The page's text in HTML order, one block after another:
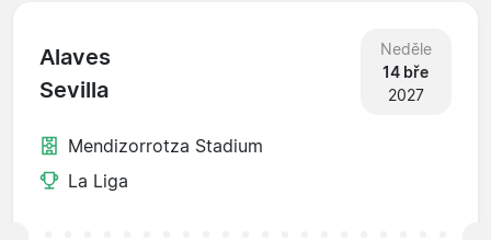
Alaves
Sevilla
Neděle
14 bře
2027
Mendizorrotza Stadium
La Liga